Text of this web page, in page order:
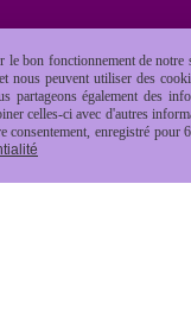
bon fonctionnement de
nous peuvent utiliser des
partageons également des
celles-ci avec d'autres
consentement, enregistré